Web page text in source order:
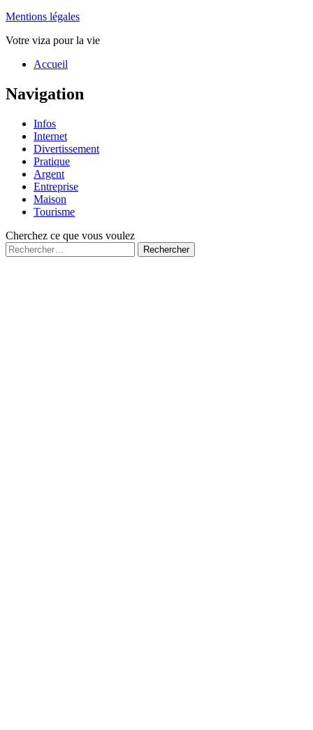
Mentions légales
Votre viza pour la vie
Haut
page
Accueil
Navigation
Infos
Internet
Divertissement
Pratique
Argent
Entreprise
Maison
Tourisme
Cherchez ce que vous voulez
Rechercher :